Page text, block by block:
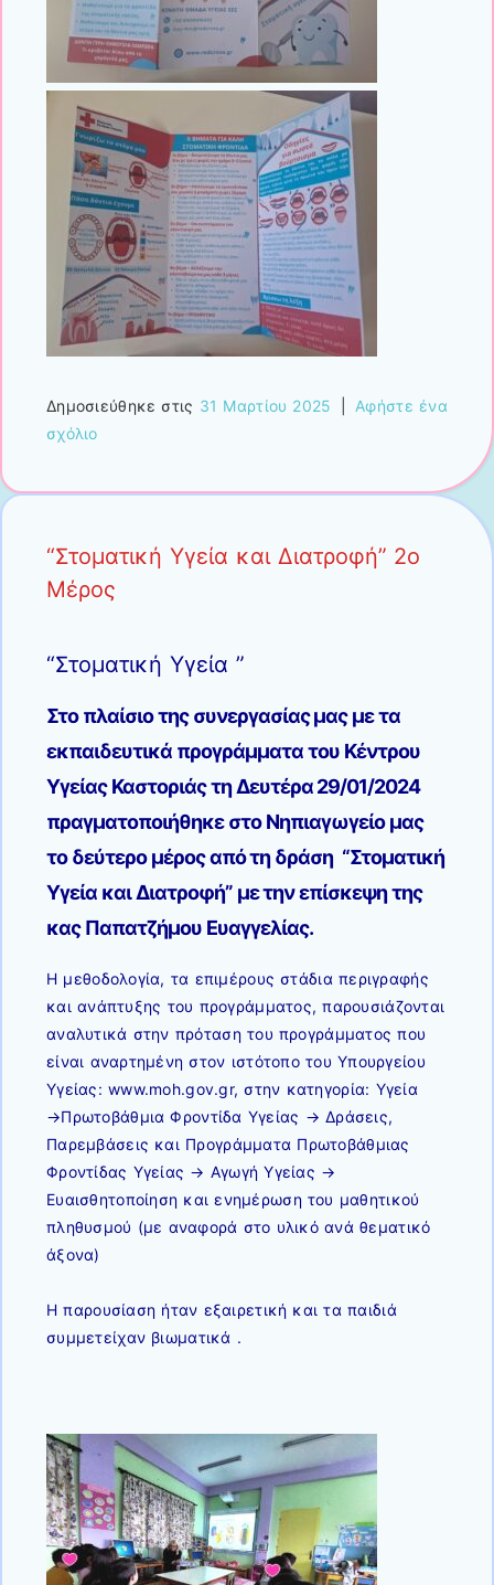
Δημοσιεύθηκε στις 31 Μαρτίου 2025
Αφήστε ένα
σχόλιο
“Στοματική Υγεία και Διατροφή” 2ο
Μέρος
“Στοματική Υγεία ”
Στο πλαίσιο της συνεργασίας μας με τα
εκπαιδευτικά προγράμματα του Κέντρου
Υγείας Καστοριάς τη Δευτέρα 29/01/2024
πραγματοποιήθηκε στο Νηπιαγωγείο μας
το δεύτερο μέρος από τη δράση “Στοματική
Υγεία και Διατροφή” με την επίσκεψη της
κας Παπατζήμου Ευαγγελίας.
Η μεθοδολογία, τα επιμέρους στάδια περιγραφής
και ανάπτυξης του προγράμματος, παρουσιάζονται
αναλυτικά στην πρόταση του προγράμματος που
είναι αναρτημένη στον ιστότοπο του Υπουργείου
Υγείας:www.moh.gov.gr, στην κατηγορία: Υγεία
→Πρωτοβάθμια Φροντίδα Υγείας → Δράσεις,
Παρεμβάσεις και Προγράμματα Πρωτοβάθμιας
Φροντίδας Υγείας → Αγωγή Υγείας →
Ευαισθητοποίηση και ενημέρωση του μαθητικού
πληθυσμού (με αναφορά στο υλικό ανά θεματικό
άξονα)
Η παρουσίαση ήταν εξαιρετική και τα παιδιά
συμμετείχαν βιωματικά .